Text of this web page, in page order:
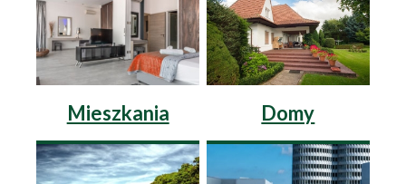
Sprzedaż
Wynajem
Mieszkania Sprzedaż
Wynajem
Domy